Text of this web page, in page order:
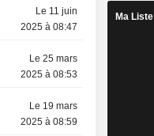
Le 11 juin
2025 à 08:47
Le 25 mars
2025 à 08:53
Le 19 mars
2025 à 08:59
Ma Liste